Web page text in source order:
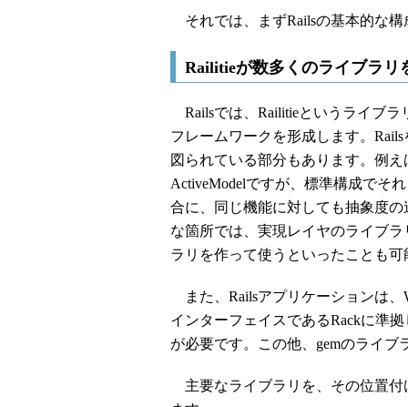
それでは、まずRailsの基本的な
Railitieが数多くのライブラリ
Railsでは、Railitieというライブラ
フレームワークを形成します。
図られている部分もあります。例
ActiveModelですが、標準構成でそ
合に、同じ機能に対しても抽象度
な箇所では、実現レイヤのライブ
ラリを作って使うといったことも可
また、Railsアプリケーションは、
インターフェイスであるRackに準
が必要です。この他、gemのライブ
主要なライブラリを、その位置付